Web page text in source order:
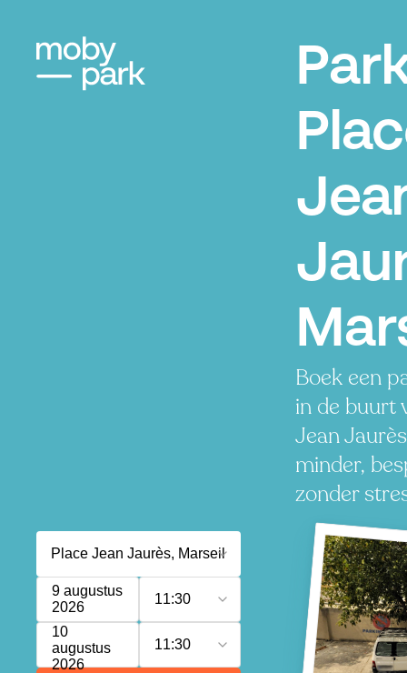
Boek een
in de buurt
Jean
minder,
zonder
9 augustus
2026
11:30
10
augustus
2026
11:30